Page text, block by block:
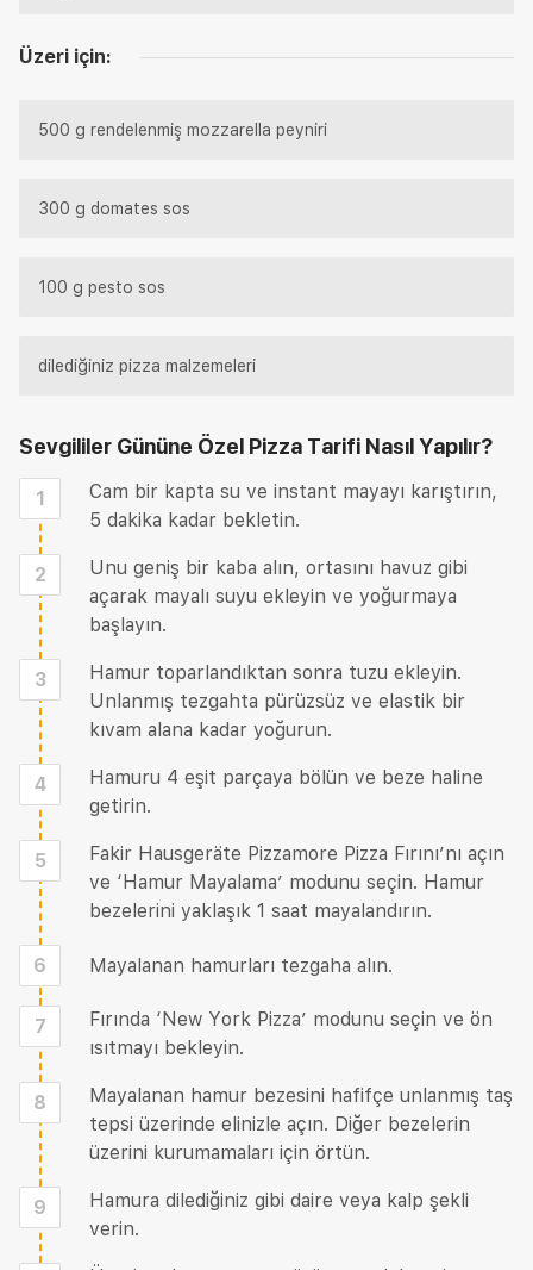
Üzeri için:
500 g rendelenmiş mozzarella peyniri
300 g domates sos
100 g pesto sos
dilediğiniz pizza malzemeleri
Sevgililer Gününe Özel Pizza Tarifi Nasıl Yapılır?
1
Cam bir kapta su ve instant mayayı karıştırın,
5 dakika kadar bekletin.
2
Unu geniş bir kaba alın, ortasını havuz gibi
açarak mayalı suyu ekleyin ve yoğurmaya
başlayın.
3
Hamur toparlandıktan sonra tuzu ekleyin.
Unlanmış tezgahta pürüzsüz ve elastik bir
kıvam alana kadar yoğurun.
4
Hamuru 4 eşit parçaya bölün ve beze haline
getirin.
5
Fakir Hausgeräte Pizzamore Pizza Fırını’nı açın
ve ‘Hamur Mayalama’ modunu seçin. Hamur
bezelerini yaklaşık 1 saat mayalandırın.
6 Mayalanan hamurları tezgaha alın.
7
Fırında ‘New York Pizza’ modunu seçin ve ön
ısıtmayı bekleyin.
8
Mayalanan hamur bezesini hafifçe unlanmış taş
tepsi üzerinde elinizle açın. Diğer bezelerin
üzerini kurumamaları için örtün.
9
Hamura dilediğiniz gibi daire veya kalp şekli
verin.